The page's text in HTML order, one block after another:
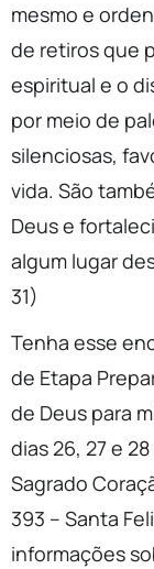
mesmo e
de retiros que
espiritual e o
por meio de
silenciosas,
vida. São
Deus e
algum lugar
31)
Tenha esse
de Etapa
de Deus para
dias 26, 27 e
Sagrado
393 – Santa
informações